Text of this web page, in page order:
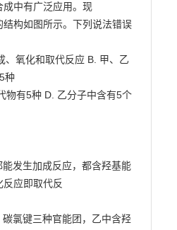
中有广泛应用。现
构如图所示。下列说法错误
、氧化和取代反应 B. 甲、乙
种
物有5种 D. 乙分子中含有5个
发生加成反应，都含羟基能
应即取代反
氯键三种官能团，乙中含羟